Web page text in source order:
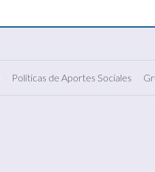
Políticas de Aportes Sociales